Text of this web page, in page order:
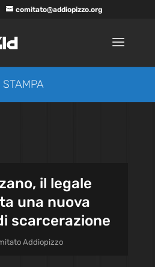
comitato@addiopizzo.org
il legale
una nuova
scarcerazione
Addiopizzo